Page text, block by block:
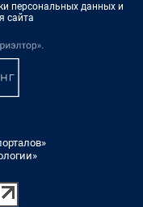
персональных данных и
сайта